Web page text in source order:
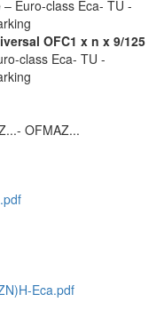
– Euro-class Eca- TU -
OFC1 x n x 9/125
class Eca- TU -
OFMAZ...
Eca.pdf